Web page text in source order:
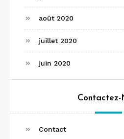
août 2020
juillet 2020
juin 2020
Contactez-
Contact